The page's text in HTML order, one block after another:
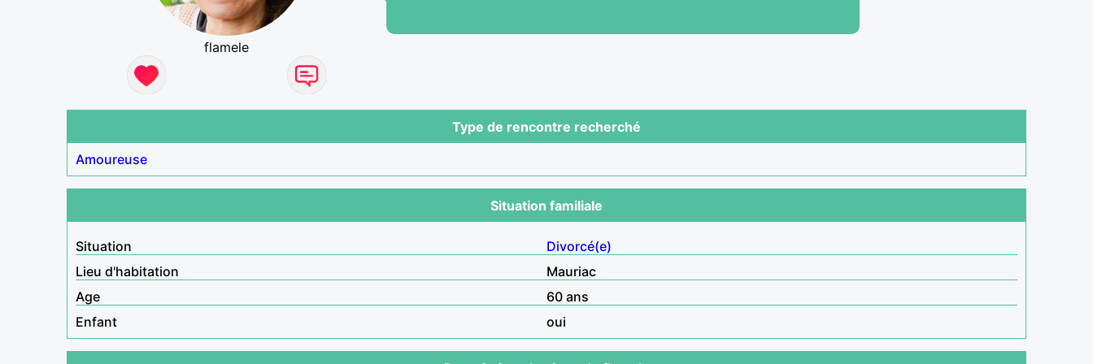
flamele
Type de rencontre recherché
Amoureuse
Situation familiale
Situation
Divorcé(e)
Lieu d'habitation
Mauriac
Age
60 ans
Enfant
oui